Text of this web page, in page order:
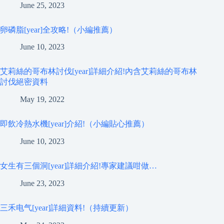
June 25, 2023
卵磷脂[year]全攻略!（小編推薦）
June 10, 2023
艾莉絲的哥布林討伐[year]詳細介紹!內含艾莉絲的哥布林
討伐絕密資料
May 19, 2022
即飲冷熱水機[year]介紹!（小編貼心推薦）
June 10, 2023
女生有三個洞[year]詳細介紹!專家建議咁做…
June 23, 2023
三禾电气[year]詳細資料!（持續更新）